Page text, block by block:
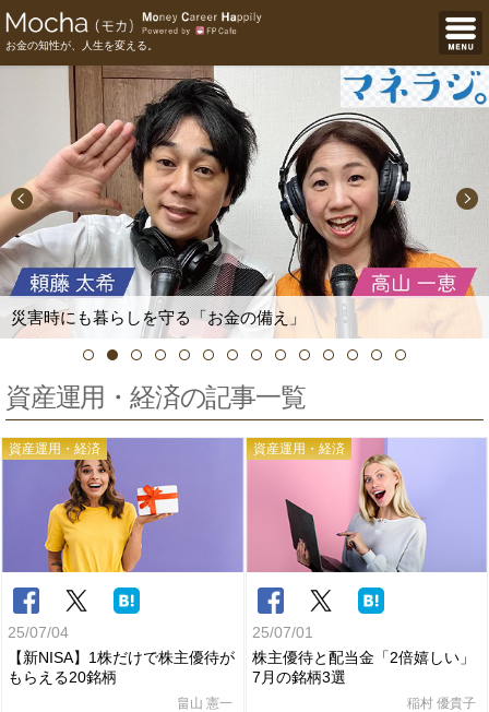
お金の知性が、人生を変える。
災害時にも暮らしを守る「お金の備え」
資産運用・経済の記事一覧
資産運用・経済
25/07/04
【新NISA】1株だけで株主優待が
もらえる20銘柄
畠山 憲一
資産運用・経済
25/07/01
株主優待と配当金「2倍嬉しい」
7月の銘柄3選
稲村 優貴子